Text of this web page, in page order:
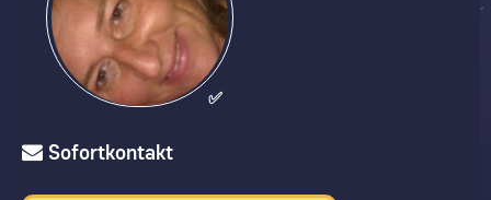
✅
Sofortkontakt